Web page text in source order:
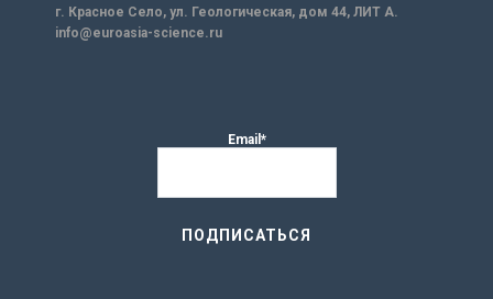
г. Красное Село, ул. Геологическая, дом 44, ЛИТ А.
info@euroasia-science.ru
Email*